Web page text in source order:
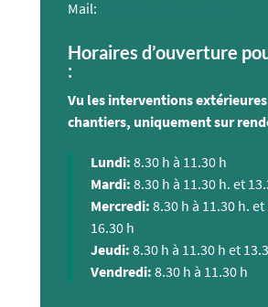
Mail:
Horaires d’ouverture
:
Vu les interventions
chantiers, uniquement sur
Lundi: 8.30 h à 11.30 h
Mardi: 8.30 h à 11.30 h. et
Mercredi: 8.30 h à 11.30 h. et
16.30 h
Jeudi: 8.30 h à 11.30 h et
Vendredi: 8.30 h à 11.30 h